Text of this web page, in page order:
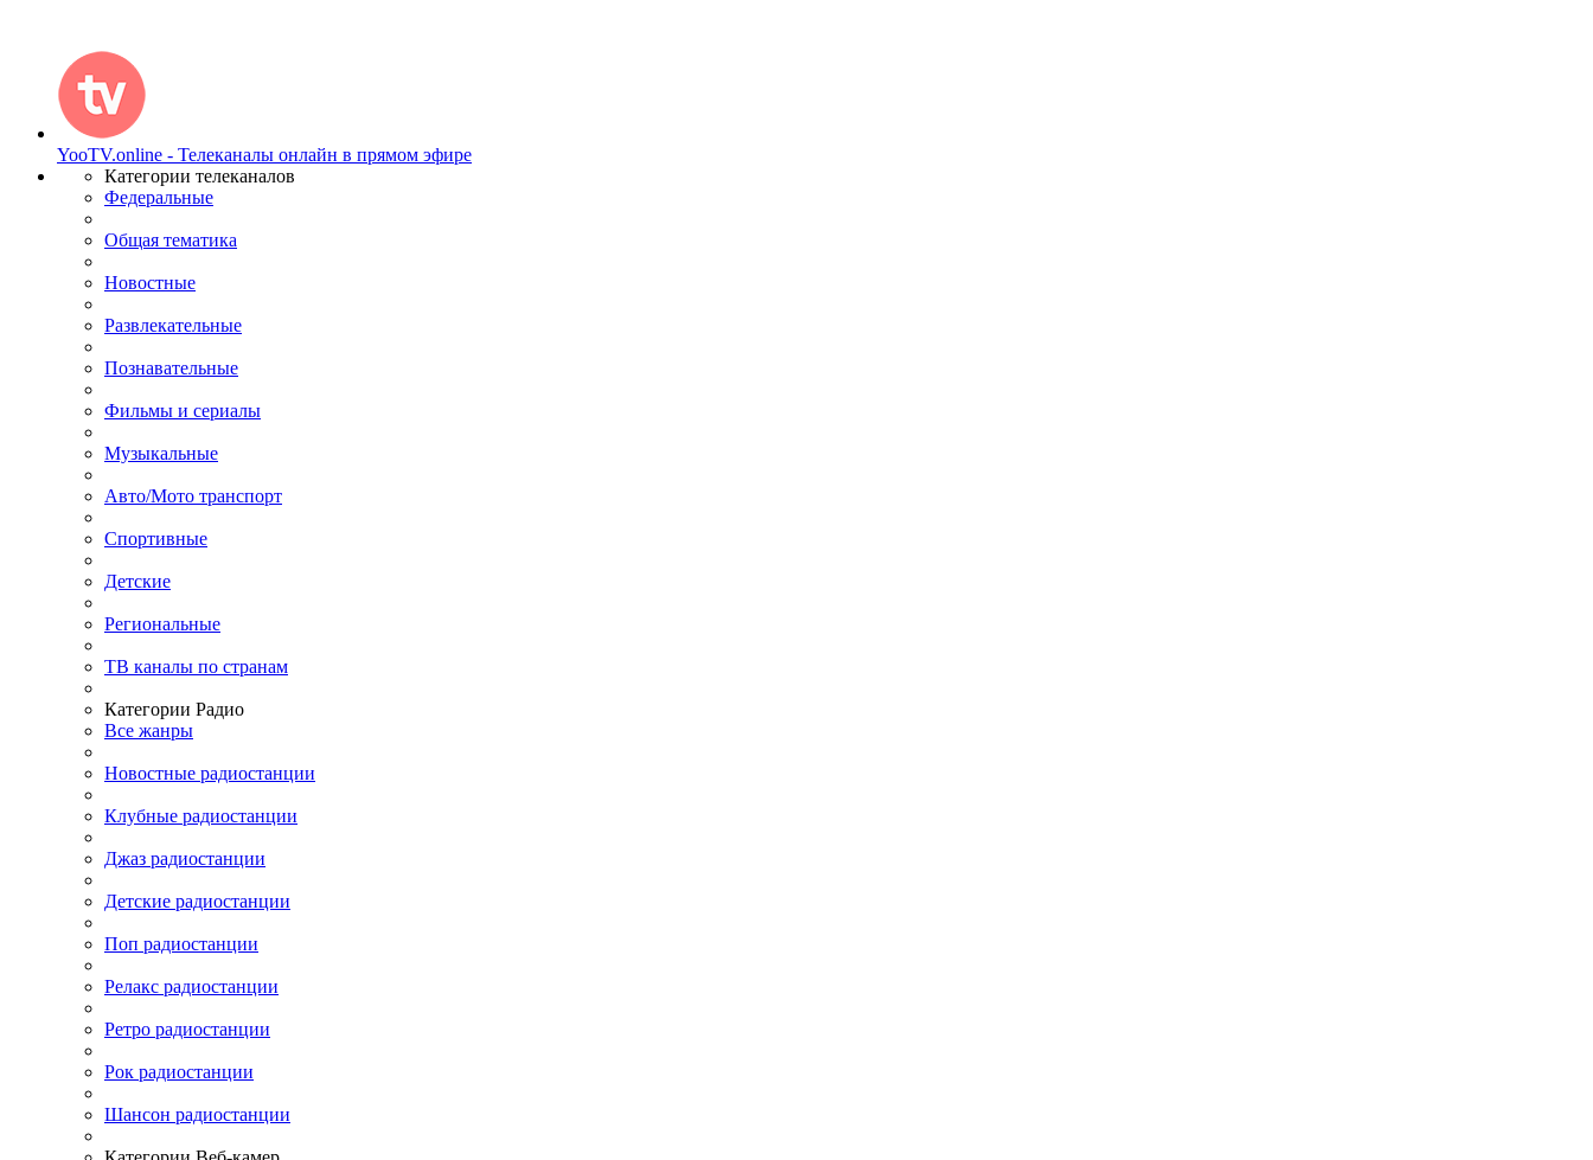
YooTV.online - Телеканалы онлайн в прямом эфире
Категории телеканалов
Федеральные
Общая тематика
Новостные
Развлекательные
Познавательные
Фильмы и сериалы
Музыкальные
Авто/Мото транспорт
Спортивные
Детские
Региональные
ТВ каналы по странам
Категории Радио
Все жанры
Новостные радиостанции
Клубные радиостанции
Джаз радиостанции
Детские радиостанции
Поп радиостанции
Релакс радиостанции
Ретро радиостанции
Рок радиостанции
Шансон радиостанции